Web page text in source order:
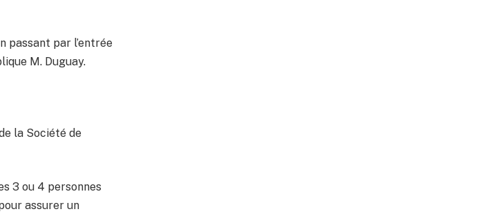
passant par l’entrée
M. Duguay.
la Société de
3 ou 4 personnes
assurer un